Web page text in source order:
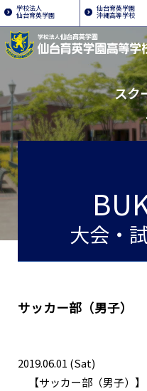
学校法人
仙台育英学園
仙台育英学園
沖縄高等学校
スク
大会・
サッカー部（男子）
2019.06.01 (Sat)
サッカー部（男子）